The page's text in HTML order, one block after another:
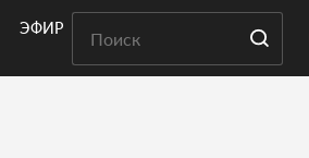
ЭФИР